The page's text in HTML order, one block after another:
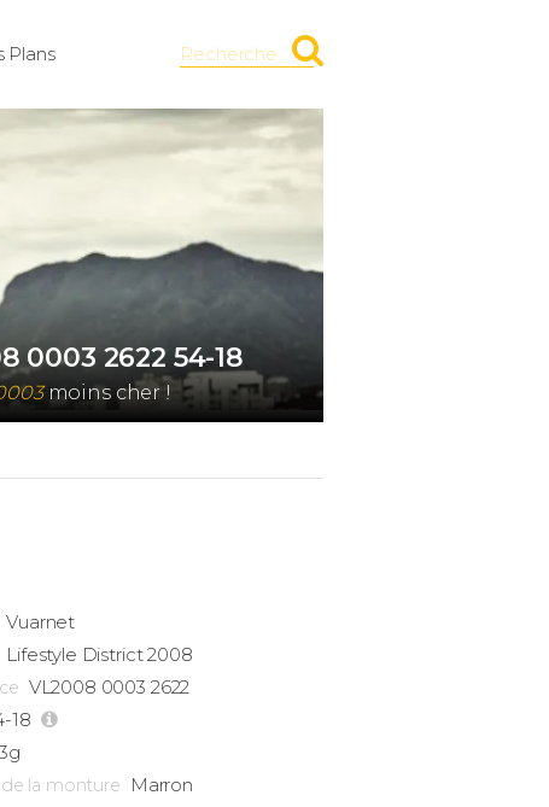
Plans Recherche
2622 54-18
moins cher !
Vuarnet
Lifestyle District 2008
VL2008 0003 2622
18
la monture Marron